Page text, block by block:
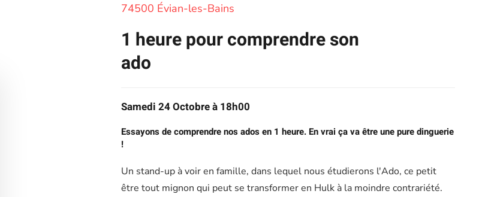
74500 Évian-les-Bains
1 heure pour comprendre son
ado
Samedi 24 Octobre à 18h00
Essayons de comprendre nos ados en 1 heure. En vrai ça va être une pure dinguerie
!
Un stand-up à voir en famille, dans lequel nous étudierons l'Ado, ce petit
être tout mignon qui peut se transformer en Hulk à la moindre contrariété.